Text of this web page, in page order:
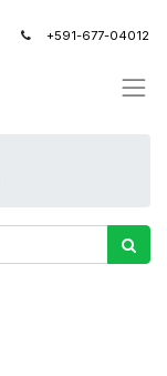
+591-677-04012